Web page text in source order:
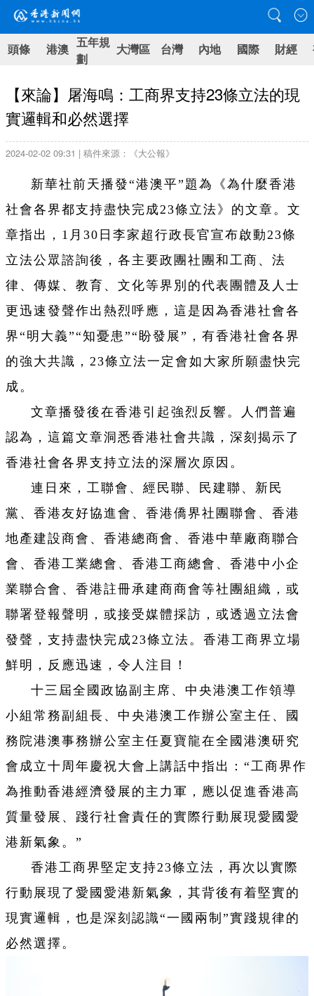
頭條 港澳 五年規
劃
大灣區 台灣 內地 國際 財經
【來論】屠海鳴：工商界支持23條立法的現
實邏輯和必然選擇
2024-02-02 09:31 | 稿件來源：《大公報》
新華社前天播發“港澳平”題為《為什麼香港
社會各界都支持盡快完成23條立法》的文章。文
章指出，1月30日李家超行政長官宣布啟動23條
立法公眾諮詢後，各主要政團社團和工商、法
律、傳媒、教育、文化等界別的代表團體及人士
更迅速發聲作出熱烈呼應，這是因為香港社會各
界“明大義”“知憂患”“盼發展”，有香港社會各界
的強大共識，23條立法一定會如大家所願盡快完
成。
文章播發後在香港引起強烈反響。人們普遍
認為，這篇文章洞悉香港社會共識，深刻揭示了
香港社會各界支持立法的深層次原因。
連日來，工聯會、經民聯、民建聯、新民
黨、香港友好協進會、香港僑界社團聯會、香港
地產建設商會、香港總商會、香港中華廠商聯合
會、香港工業總會、香港工商總會、香港中小企
業聯合會、香港註冊承建商商會等社團組織，或
聯署登報聲明，或接受媒體採訪，或透過立法會
發聲，支持盡快完成23條立法。香港工商界立場
鮮明，反應迅速，令人注目！
十三屆全國政協副主席、中央港澳工作領導
小組常務副組長、中央港澳工作辦公室主任、國
務院港澳事務辦公室主任夏寶龍在全國港澳研究
會成立十周年慶祝大會上講話中指出：“工商界作
為推動香港經濟發展的主力軍，應以促進香港高
質量發展、踐行社會責任的實際行動展現愛國愛
港新氣象。”
香港工商界堅定支持23條立法，再次以實際
行動展現了愛國愛港新氣象，其背後有着堅實的
現實邏輯，也是深刻認識“一國兩制”實踐規律的
必然選擇。